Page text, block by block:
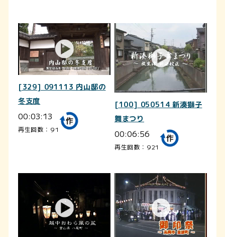
[329] 091113 内山邸の
冬支度
00:03:13
再生回数：91
[100] 050514 新湊獅子
舞まつり
00:06:56
再生回数：921